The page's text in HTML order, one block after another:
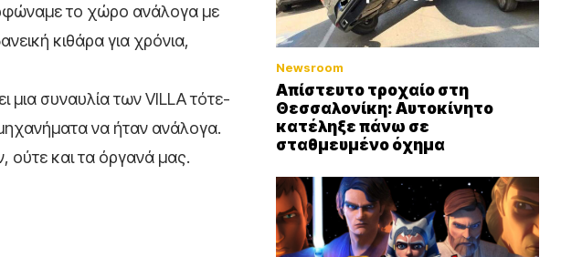
το χώρο ανάλογα με
κιθάρα για χρόνια,
μια συναυλία των VILLA τότε-
να ήταν ανάλογα.
ούτε και τα όργανά μας.
Newsroom
Απίστευτο τροχαίο στη
Θεσσαλονίκη: Αυτοκίνητο
κατέληξε πάνω σε
σταθμευμένο όχημα